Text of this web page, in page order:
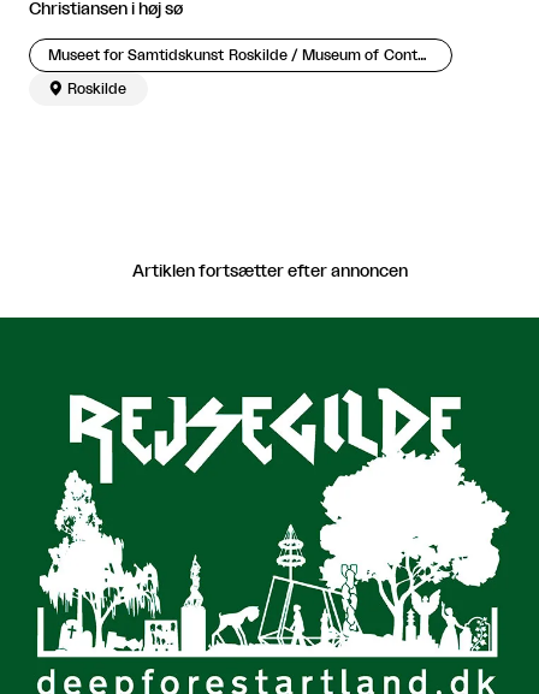
Christiansen i høj sø
Museet for Samtidskunst Roskilde / Museum of Contemporary Art Roskilde
 Roskilde
Artiklen fortsætter efter annoncen